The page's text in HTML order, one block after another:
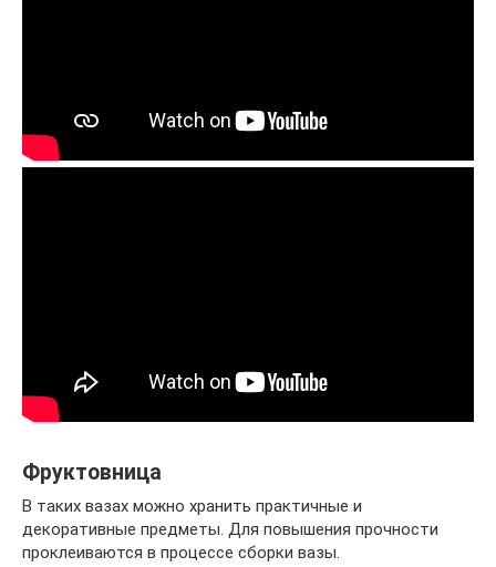
Фруктовница
В таких вазах можно хранить практичные и
декоративные предметы. Для повышения прочности
проклеиваются в процессе сборки вазы.